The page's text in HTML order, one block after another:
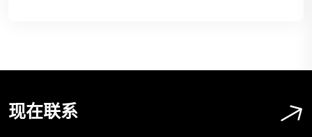
现在联系